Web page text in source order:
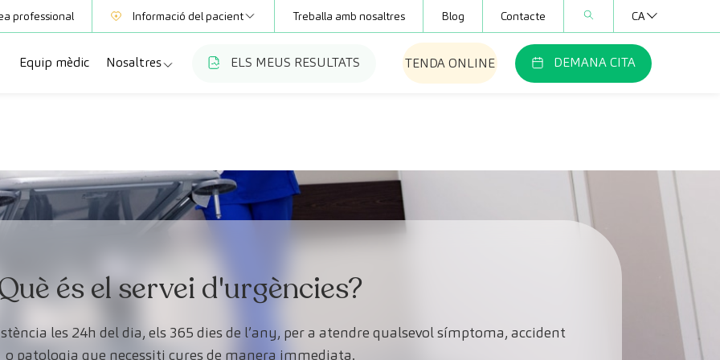
professional Informació del pacient
Mútues
Treballa amb nosaltres Blog Contacte CA
mèdiques
Equip mèdic Nosaltres
Blog
Preguntes freqüents
ELS MEUS RESULTATS TENDA ONLINE DEMANA CITA
és el servei d'urgències?
les 24h del dia, els 365 dies de l’any, per a atendre qualsevol símptoma, accident
o patologia que necessiti cures de manera immediata.